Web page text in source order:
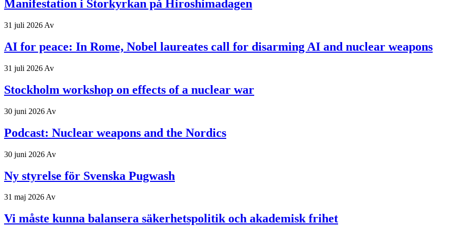
Manifestation i Storkyrkan på Hiroshimadagen
31 juli 2026 Av
AI for peace: In Rome, Nobel laureates call for disarming AI and nuclear weapons
31 juli 2026 Av
Stockholm workshop on effects of a nuclear war
30 juni 2026 Av
Podcast: Nuclear weapons and the Nordics
30 juni 2026 Av
Ny styrelse för Svenska Pugwash
31 maj 2026Av
Vi måste kunna balansera säkerhetspolitik och akademisk frihet